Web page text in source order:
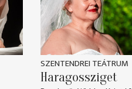
SZENTENDREI TEÁTRUM
Haragossziget